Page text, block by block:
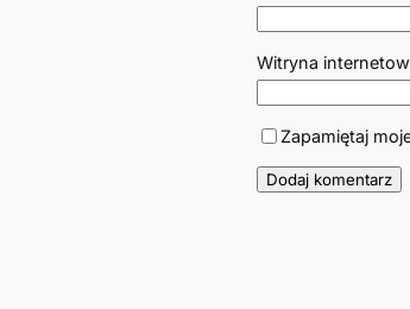
Witryna
Zapamiętaj